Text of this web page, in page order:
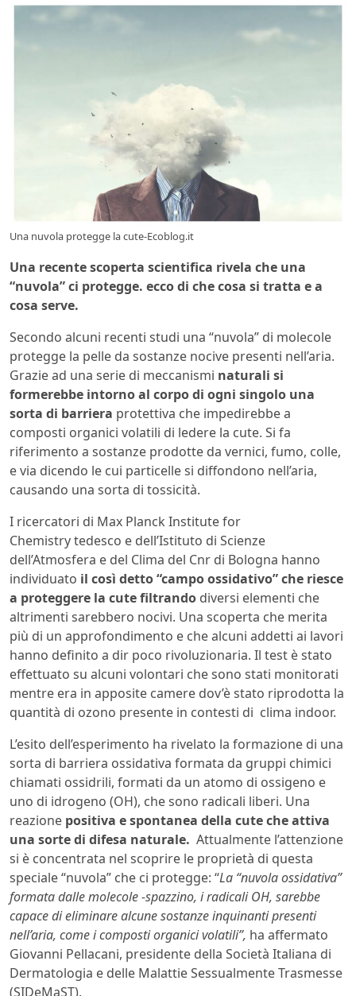
Una nuvola protegge la cute-Ecoblog.it
Una recente scoperta scientifica rivela che una
“nuvola” ci protegge. ecco di che cosa si tratta e a
cosa serve.
Secondo alcuni recenti studi una “nuvola” di molecole
protegge la pelle da sostanze nocive presenti nell’aria.
Grazie ad una serie di meccanismi naturali si
formerebbe intorno al corpo di ogni singolo una
sorta di barriera protettiva che impedirebbe a
composti organici volatili di ledere la cute. Si fa
riferimento a sostanze prodotte da vernici, fumo, colle,
e via dicendo le cui particelle si diffondono nell’aria,
causando una sorta di tossicità.
I ricercatori di Max Planck Institute for
Chemistry tedesco e dell’Istituto di Scienze
dell’Atmosfera e del Clima del Cnr di Bologna hanno
individuato il così detto “campo ossidativo” che riesce
a proteggere la cute filtrando diversi elementi che
altrimenti sarebbero nocivi. Una scoperta che merita
più di un approfondimento e che alcuni addetti ai lavori
hanno definito a dir poco rivoluzionaria. Il test è stato
effettuato su alcuni volontari che sono stati monitorati
mentre era in apposite camere dov’è stato riprodotta la
quantità di ozono presente in contesti di clima indoor.
L’esito dell’esperimento ha rivelato la formazione di una
sorta di barriera ossidativa formata da gruppi chimici
chiamati ossidrili, formati da un atomo di ossigeno e
uno di idrogeno (OH), che sono radicali liberi. Una
reazione positiva e spontanea della cute che attiva
una sorte di difesa naturale. Attualmente l’attenzione
si è concentrata nel scoprire le proprietà di questa
speciale “nuvola” che ci protegge: “La “nuvola ossidativa”
formata dalle molecole -spazzino, i radicali OH, sarebbe
capace di eliminare alcune sostanze inquinanti presenti
nell’aria, come i composti organici volatili”, ha affermato
Giovanni Pellacani, presidente della Società Italiana di
Dermatologia e delle Malattie Sessualmente Trasmesse
(SIDeMaST).